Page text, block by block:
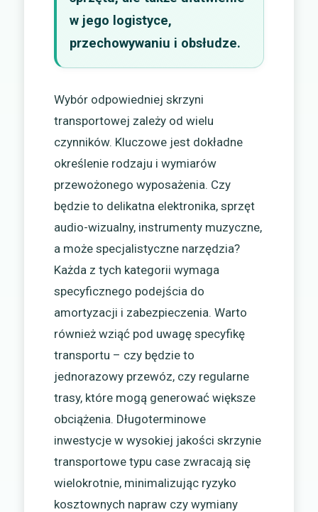
w jego logistyce,
przechowywaniu i obsłudze.
Wybór odpowiedniej skrzyni
transportowej zależy od wielu
czynników. Kluczowe jest dokładne
określenie rodzaju i wymiarów
przewożonego wyposażenia. Czy
będzie to delikatna elektronika, sprzęt
audio-wizualny, instrumenty muzyczne,
a może specjalistyczne narzędzia?
Każda z tych kategorii wymaga
specyficznego podejścia do
amortyzacji i zabezpieczenia. Warto
również wziąć pod uwagę specyfikę
transportu – czy będzie to
jednorazowy przewóz, czy regularne
trasy, które mogą generować większe
obciążenia. Długoterminowe
inwestycje w wysokiej jakości skrzynie
transportowe typu case zwracają się
wielokrotnie, minimalizując ryzyko
kosztownych napraw czy wymiany